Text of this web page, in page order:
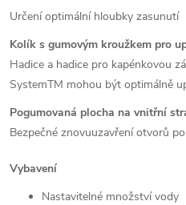
Určení optimální hloubky zasunutí
Kolík s gumovým kroužkem pro
Hadice a hadice pro kapénkovou
SystemTM mohou být optimálně
Pogumovaná plocha na vnitřní
Bezpečné znovuuzavření otvorů
Vybavení
Nastavitelné množství vody